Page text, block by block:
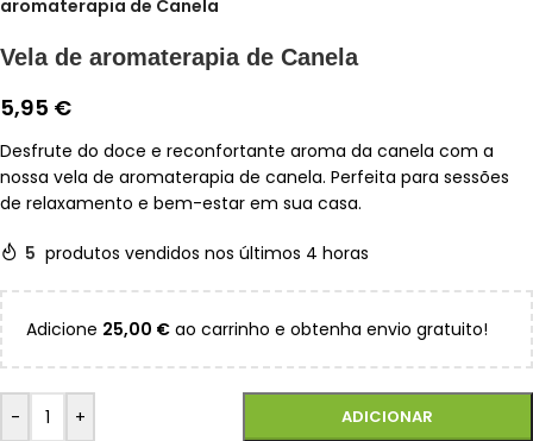
aromaterapia de Canela
Vela de aromaterapia de Canela
5,95 €
Desfrute do doce e reconfortante aroma da canela com a
nossa vela de aromaterapia de canela. Perfeita para sessões
de relaxamento e bem-estar em sua casa.
5 produtos vendidos nos últimos 4 horas
Adicione 25,00 € ao carrinho e obtenha envio gratuito!
- + ADICIONAR